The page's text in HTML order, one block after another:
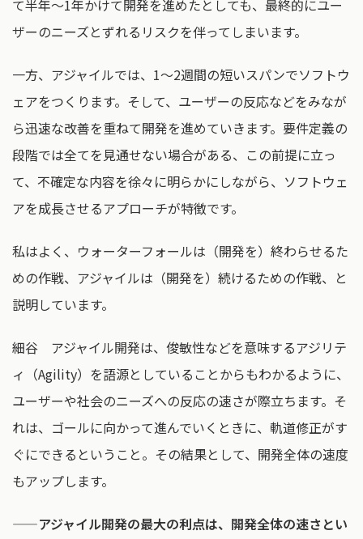
て半年〜1年かけて開発を進めたとしても、最終的にユー
ザーのニーズとずれるリスクを伴ってしまいます。
一方、アジャイルでは、1〜2週間の短いスパンでソフトウ
ェアをつくります。そして、ユーザーの反応などをみなが
ら迅速な改善を重ねて開発を進めていきます。要件定義の
段階では全てを見通せない場合がある、この前提に立っ
て、不確定な内容を徐々に明らかにしながら、ソフトウェ
アを成長させるアプローチが特徴です。
私はよく、ウォーターフォールは（開発を）終わらせるた
めの作戦、アジャイルは（開発を）続けるための作戦、と
説明しています。
細谷 アジャイル開発は、俊敏性などを意味するアジリテ
ィ（Agility）を語源としていることからもわかるように、
ユーザーや社会のニーズへの反応の速さが際立ちます。そ
れは、ゴールに向かって進んでいくときに、軌道修正がす
ぐにできるということ。その結果として、開発全体の速度
もアップします。
——アジャイル開発の最大の利点は、開発全体の速さとい